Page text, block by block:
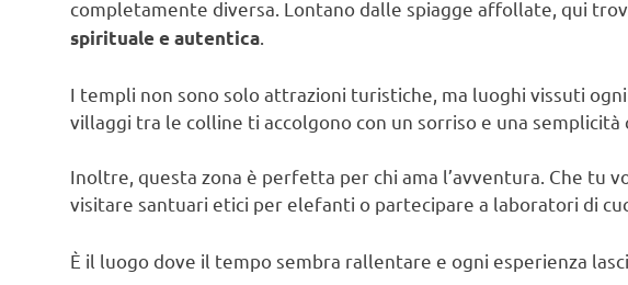
completamente diversa. Lontano dalle spiagge affollate, qui
spirituale e autentica.
I templi non sono solo attrazioni turistiche, ma luoghi vissuti
villaggi tra le colline ti accolgono con un sorriso e una semplicità
Inoltre, questa zona è perfetta per chi ama l’avventura. Che tu
visitare santuari etici per elefanti o partecipare a laboratori di
È il luogo dove il tempo sembra rallentare e ogni esperienza